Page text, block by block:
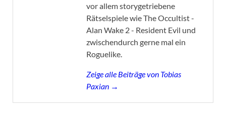
vor allem storygetriebene
Rätselspiele wie The Occultist -
Alan Wake 2 - Resident Evil und
zwischendurch gerne mal ein
Roguelike.
Zeige alle Beiträge von Tobias
Paxian →